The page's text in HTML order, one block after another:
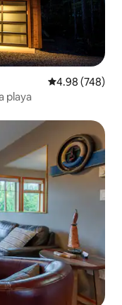
Calificación
4.98 (748)
playa